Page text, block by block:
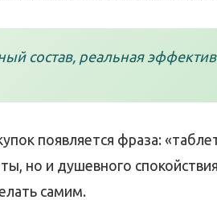
состав, реальная
появляется фраза:
но и душевного
самим.